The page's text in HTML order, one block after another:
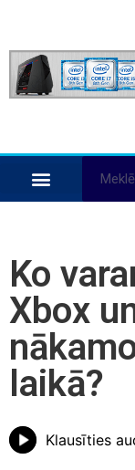
Ko
Xbox
laikā?
Klausīties